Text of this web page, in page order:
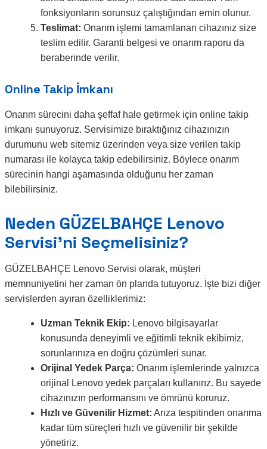
fonksiyonların sorunsuz çalıştığından emin olunur.
Teslimat: Onarım işlemi tamamlanan cihazınız size
teslim edilir. Garanti belgesi ve onarım raporu da
beraberinde verilir.
Online Takip İmkanı
Onarım sürecini daha şeffaf hale getirmek için online takip
imkanı sunuyoruz. Servisimize bıraktığınız cihazınızın
durumunu web sitemiz üzerinden veya size verilen takip
numarası ile kolayca takip edebilirsiniz. Böylece onarım
sürecinin hangi aşamasında olduğunu her zaman
bilebilirsiniz.
Neden GÜZELBAHÇE Lenovo
Servisi’ni Seçmelisiniz?
GÜZELBAHÇE Lenovo Servisi olarak, müşteri
memnuniyetini her zaman ön planda tutuyoruz. İşte bizi diğer
servislerden ayıran özelliklerimiz:
Uzman Teknik Ekip: Lenovo bilgisayarlar
konusunda deneyimli ve eğitimli teknik ekibimiz,
sorunlarınıza en doğru çözümleri sunar.
Orijinal Yedek Parça: Onarım işlemlerinde yalnızca
orijinal Lenovo yedek parçaları kullanırız. Bu sayede
cihazınızın performansını ve ömrünü koruruz.
Hızlı ve Güvenilir Hizmet: Arıza tespitinden onarıma
kadar tüm süreçleri hızlı ve güvenilir bir şekilde
yönetiriz.